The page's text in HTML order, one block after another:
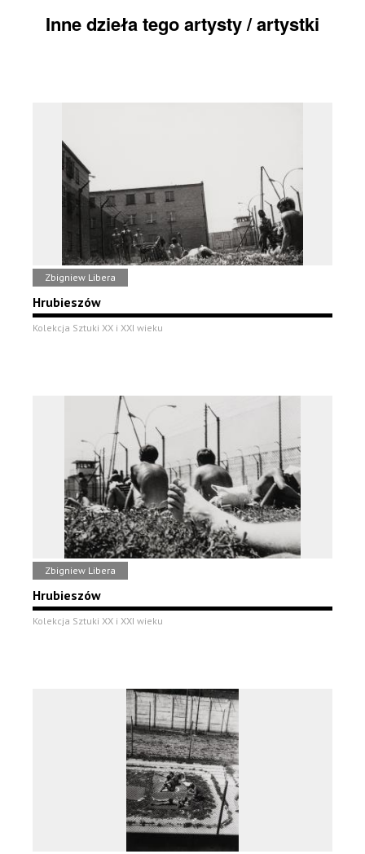
Inne dzieła tego artysty / artystki
Zbigniew Libera
Hrubieszów
Kolekcja Sztuki XX i XXI wieku
Zbigniew Libera
Hrubieszów
Kolekcja Sztuki XX i XXI wieku